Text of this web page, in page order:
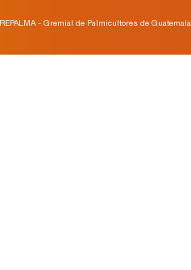
- Gremial de Palmicultores de Guatemala.